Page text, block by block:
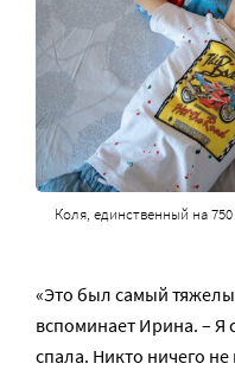
Коля, единственный на
«Это был самый
вспоминает Ирина. – Я
спала. Никто ничего не